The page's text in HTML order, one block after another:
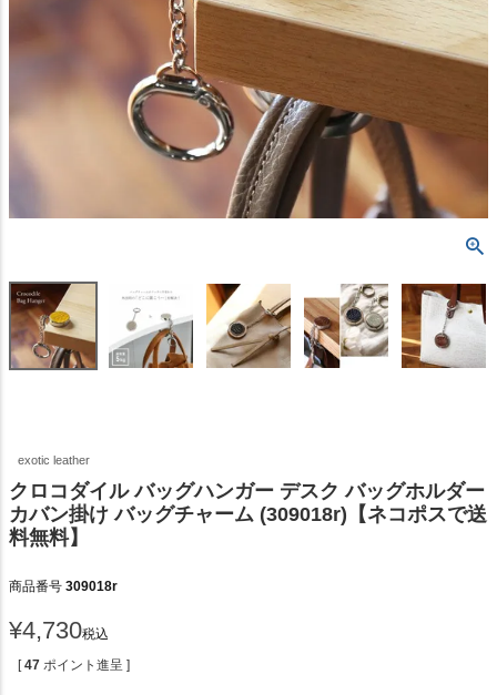
exotic leather
クロコダイル バッグハンガー デスク バッグホルダー
カバン掛け バッグチャーム (309018r)【ネコポスで送
料無料】
商品番号 309018r
¥4,730税込
[ 47 ポイント進呈 ]